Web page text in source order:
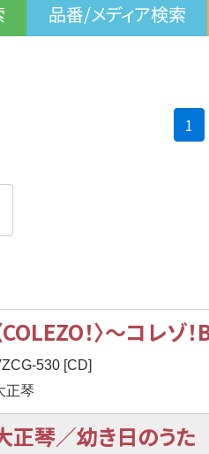
品番/メディア検索
1
COLEZO！〉〜コレゾ！
530 [CD]
正琴
正琴／幼き日のうた